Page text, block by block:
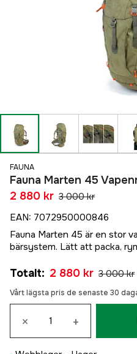
FAUNA
Fauna Marten 45
2 880 kr 3 000 kr
EAN: 7072950000846
Fauna Marten 45 är en stor
bärsystem. Lätt att packa,
Totalt: 2 880 kr 3 000 kr
Vårt lägsta pris de senaste 30
× +